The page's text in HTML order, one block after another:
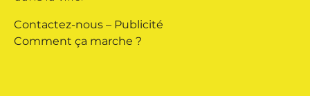
Contactez-nous – Publicité
Comment ça marche ?